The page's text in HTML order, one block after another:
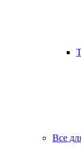
Все